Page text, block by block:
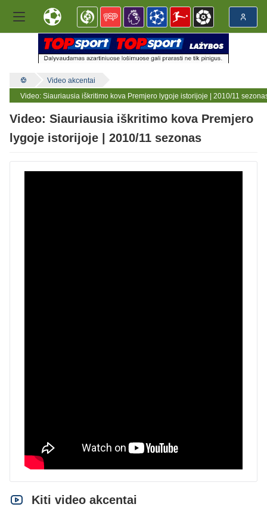
Video akcentai
Video: Siauriausia iškritimo kova Premjero lygoje istorijoje | 2010/11
Video: Siauriausia iškritimo kova Premjero
lygoje istorijoje | 2010/11 sezonas
Kiti video akcentai